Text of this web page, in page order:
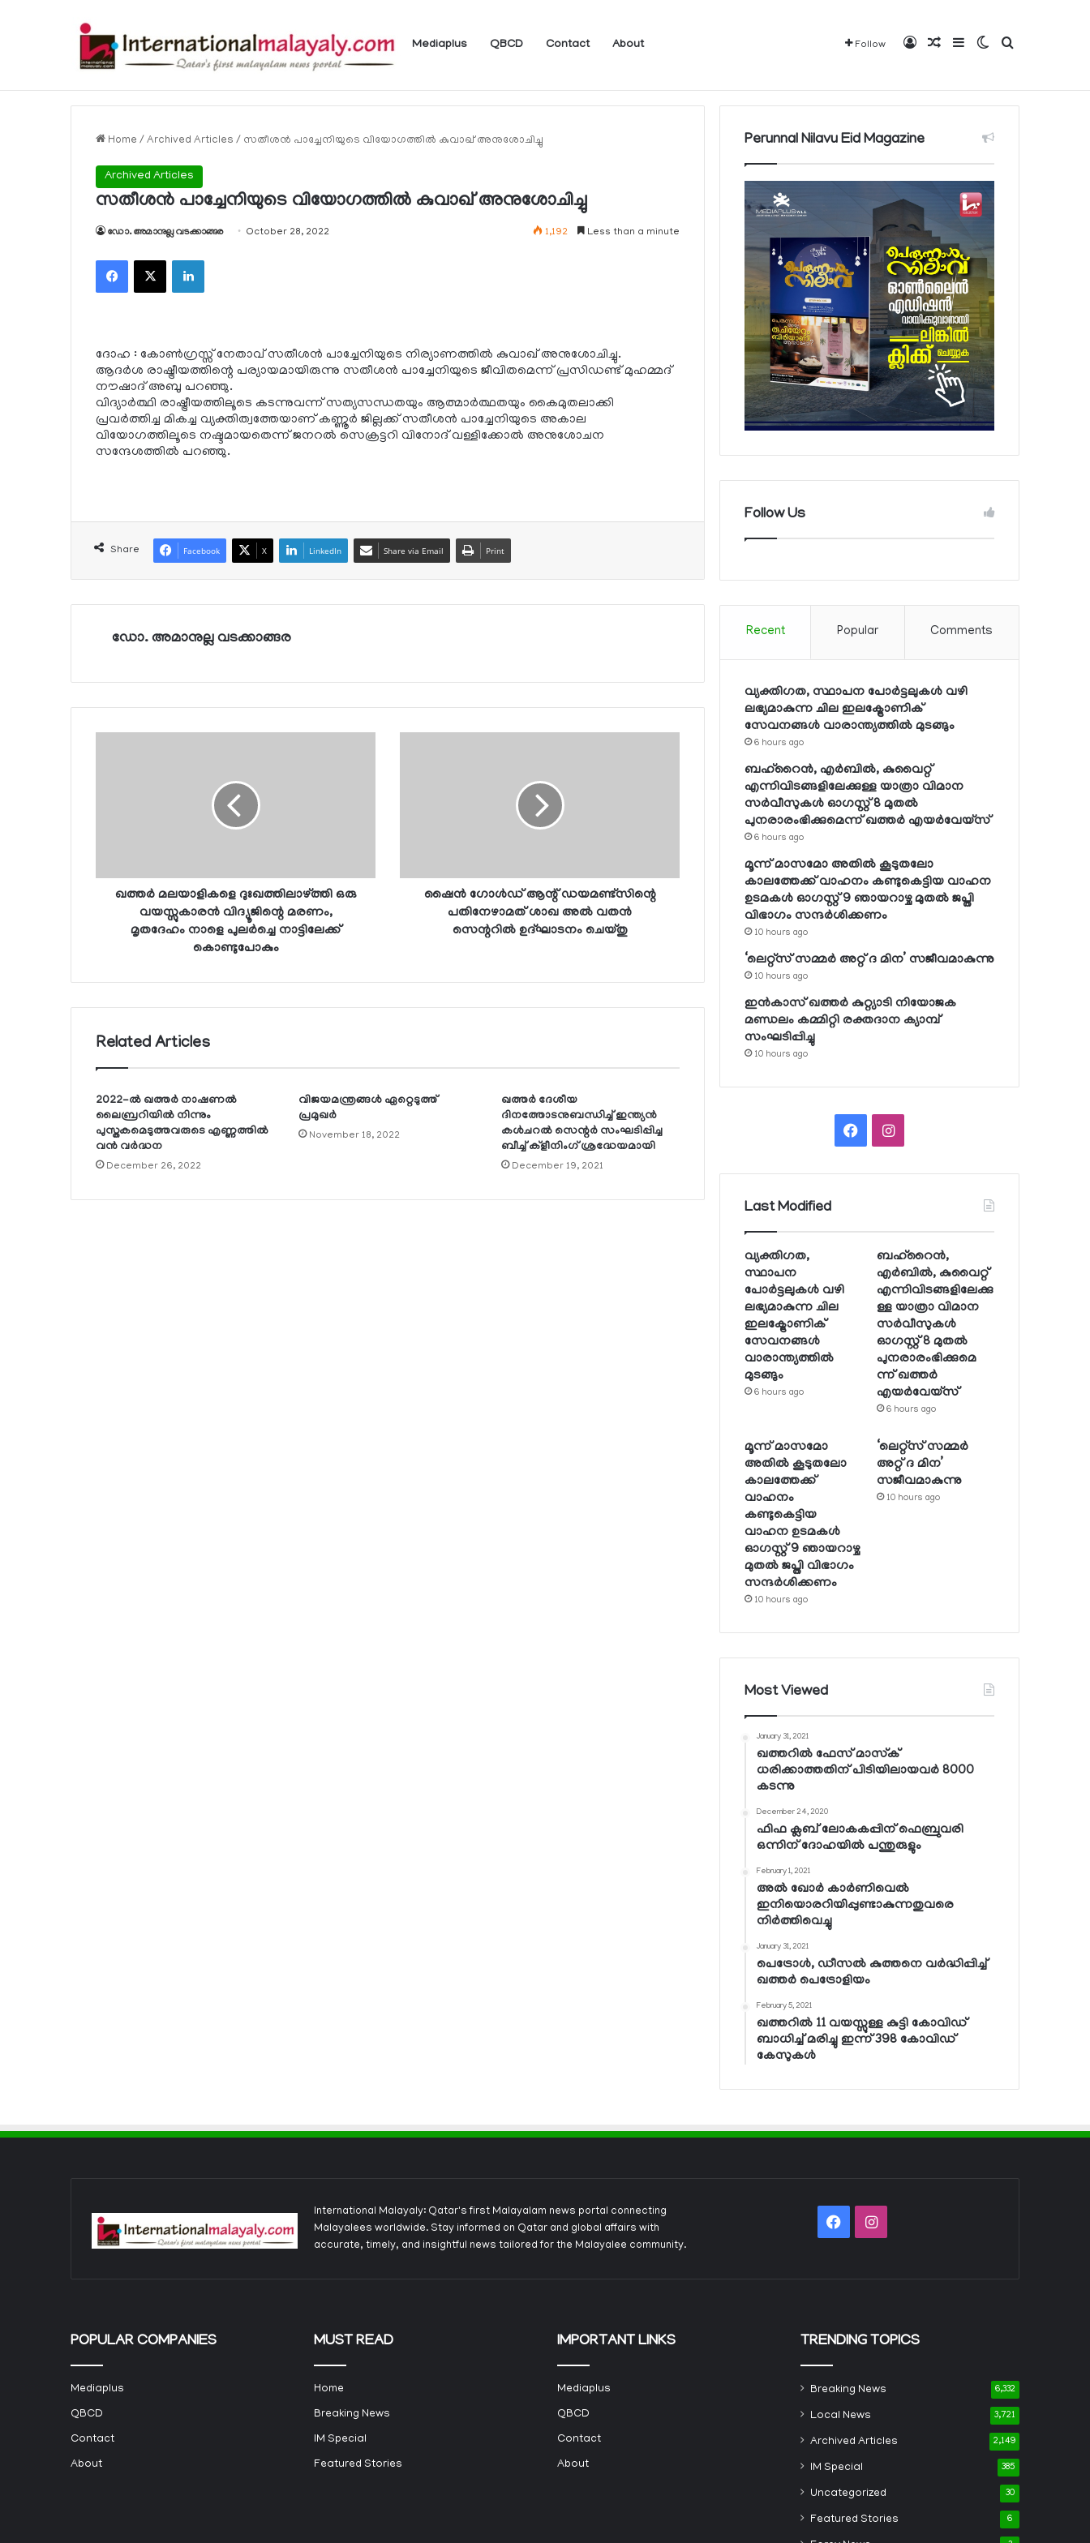
Mediaplus QBCD Contact About Follow Log InRandom Article
SidebarSwitch skin
Search for
Breaking News വ്യക്തിഗത, സ്ഥാപന പോര്‍ട്ടലുകള്‍ വഴി ലഭ്യമാകുന്ന ചില ഇലക്ട്രോണിക് സേവനങ്ങള്‍ വാരാന്ത്യത്തില്‍ മുടങ്ങും
Home / Archived Articles / സതീശന്‍ പാച്ചേനിയുടെ വിയോഗത്തില്‍ കുവാഖ് അനുശോചിച്ചു
Archived Articles
സതീശന്‍ പാച്ചേനിയുടെ വിയോഗത്തില്‍ കുവാഖ് അനുശോചിച്ചു
ഡോ. അമാനുല്ല വടക്കാങ്ങര October 28, 2022 1,192 Less than a minute
Facebook
X LinkedIn
ദോഹ : കോണ്‍ഗ്രസ്സ് നേതാവ് സതീശന്‍ പാച്ചേനിയുടെ നിര്യാണത്തില്‍ കുവാഖ് അനുശോചിച്ചു.
ആദര്‍ശ രാഷ്ട്രീയത്തിന്റെ പര്യായമായിരുന്നു സതീശന്‍ പാച്ചേനിയുടെ ജീവിതമെന്ന് പ്രസിഡണ്ട് മുഹമ്മദ്
നൗഷാദ് അബു പറഞ്ഞു.
വിദ്യാര്‍ത്ഥി രാഷ്ട്രീയത്തിലൂടെ കടന്നുവന്ന് സത്യസന്ധതയും ആത്മാര്‍ത്ഥതയും കൈമുതലാക്കി
പ്രവര്‍ത്തിച്ച മികച്ച വ്യക്തിത്വത്തേയാണ് കണ്ണൂര്‍ ജില്ലക്ക് സതീശന്‍ പാച്ചേനിയുടെ അകാല
വിയോഗത്തിലൂടെ നഷ്ടമായതെന്ന് ജനറല്‍ സെക്രട്ടറി വിനോദ് വള്ളിക്കോല്‍ അനുശോചന
സന്ദേശത്തില്‍ പറഞ്ഞു.
Share Facebook X LinkedIn Share via Email Print
ഡോ. അമാനുല്ല വടക്കാങ്ങര
ഖത്തര്‍ മലയാളികളെ ദുഃഖത്തിലാഴ്ത്തി ഒരു
വയസ്സുകാരന്‍ വിദ്യൂജിന്റെ മരണം,
മൃതദേഹം നാളെ പുലര്‍ച്ചെ നാട്ടിലേക്ക്
കൊണ്ടുപോകും
ഷൈന്‍ ഗോള്‍ഡ് ആന്റ് ഡയമണ്ട്സിന്റെ
പതിനേഴാമത് ശാഖ അല്‍ വതന്‍
സെന്ററില്‍ ഉദ്ഘാടനം ചെയ്തു
Related Articles
2022-ല്‍ ഖത്തര്‍ നാഷണല്‍
ലൈബ്രറിയില്‍ നിന്നും
പുസ്തകമെടുത്തവരുടെ എണ്ണത്തില്‍
വന്‍ വര്‍ദ്ധന
December 26, 2022
വിജയമന്ത്രങ്ങള്‍ ഏറ്റെടുത്ത്
പ്രമുഖര്‍
November 18, 2022
ഖത്തര്‍ ദേശീയ
ദിനത്തോടനുബന്ധിച്ച് ഇന്ത്യന്‍
കള്‍ചറല്‍ സെന്റര്‍ സംഘടിപ്പിച്ച
ബീച്ച് ക്‌ളീനിംഗ് ശ്രദ്ധേയമായി
December 19, 2021
Perunnal Nilavu Eid Magazine
Follow Us
Recent Popular Comments
വ്യക്തിഗത, സ്ഥാപന പോര്‍ട്ടലുകള്‍ വഴി
ലഭ്യമാകുന്ന ചില ഇലക്ട്രോണിക്
സേവനങ്ങള്‍ വാരാന്ത്യത്തില്‍ മുടങ്ങും
6 hours ago
ബഹ്റൈന്‍, എര്‍ബില്‍, കുവൈറ്റ്
എന്നിവിടങ്ങളിലേക്കുള്ള യാത്രാ വിമാന
സര്‍വീസുകള്‍ ഓഗസ്റ്റ് 8 മുതല്‍
പുനരാരംഭിക്കുമെന്ന് ഖത്തര്‍ എയര്‍വേയ്സ്
6 hours ago
മൂന്ന് മാസമോ അതില്‍ കൂടുതലോ
കാലത്തേക്ക് വാഹനം കണ്ടുകെട്ടിയ വാഹന
ഉടമകള്‍ ഓഗസ്റ്റ് 9 ഞായറാഴ്ച മുതല്‍ ജപ്തി
വിഭാഗം സന്ദര്‍ശിക്കണം
10 hours ago
‘ലെറ്റ്‌സ് സമ്മര്‍ അറ്റ് ദ മിന’ സജീവമാകുന്നു
10 hours ago
ഇന്‍കാസ് ഖത്തര്‍ കുറ്റ്യാടി നിയോജക
മണ്ഡലം കമ്മിറ്റി രക്തദാന ക്യാമ്പ്
സംഘടിപ്പിച്ചു
10 hours ago
FacebookInstagram
Last Modified
വ്യക്തിഗത,
സ്ഥാപന
പോര്‍ട്ടലുകള്‍ വഴി
ലഭ്യമാകുന്ന ചില
ഇലക്ട്രോണിക്
സേവനങ്ങള്‍
വാരാന്ത്യത്തില്‍
മുടങ്ങും
6 hours ago
ബഹ്റൈന്‍,
എര്‍ബില്‍, കുവൈറ്റ്
എന്നിവിടങ്ങളിലേക്കു
ള്ള യാത്രാ വിമാന
സര്‍വീസുകള്‍
ഓഗസ്റ്റ് 8 മുതല്‍
പുനരാരംഭിക്കുമെ
ന്ന് ഖത്തര്‍
എയര്‍വേയ്സ്
6 hours ago
മൂന്ന് മാസമോ
അതില്‍ കൂടുതലോ
കാലത്തേക്ക്
വാഹനം
കണ്ടുകെട്ടിയ
വാഹന ഉടമകള്‍
ഓഗസ്റ്റ് 9 ഞായറാഴ്ച
മുതല്‍ ജപ്തി വിഭാഗം
സന്ദര്‍ശിക്കണം
10 hours ago
‘ലെറ്റ്‌സ് സമ്മര്‍
അറ്റ് ദ മിന’
സജീവമാകുന്നു
10 hours ago
Most Viewed
January 31, 2021
ഖത്തറില്‍ ഫേസ് മാസ്‌ക്
ധരിക്കാത്തതിന് പിടിയിലായവര്‍ 8000
കടന്നു
December 24, 2020
ഫിഫ ക്ലബ് ലോകകപ്പിന് ഫെബ്രുവരി
ഒന്നിന് ദോഹയില്‍ പന്തുരുളും
February 1, 2021
അല്‍ ഖോര്‍ കാര്‍ണിവെല്‍
ഇനിയൊരറിയിപ്പുണ്ടാകുന്നതുവരെ
നിര്‍ത്തിവെച്ചു
January 31, 2021
പെട്രോള്‍, ഡീസല്‍ കുത്തനെ വര്‍ദ്ധിപ്പിച്ച്
ഖത്തര്‍ പെട്രോളിയം
February 5, 2021
ഖത്തറില്‍ 11 വയസ്സുള്ള കുട്ടി കോവിഡ്
ബാധിച്ച് മരിച്ചു ഇന്ന് 398 കോവിഡ്
കേസുകള്‍
International Malayaly: Qatar's first Malayalam news portal connecting
Malayalees worldwide. Stay informed on Qatar and global affairs with
accurate, timely, and insightful news tailored for the Malayalee community.
FacebookInstagram
POPULAR COMPANIES
Mediaplus
QBCD
Contact
About
MUST READ
Home
Breaking News
IM Special
Featured Stories
IMPORTANT LINKS
Mediaplus
QBCD
Contact
About
TRENDING TOPICS
Breaking News 6,332
Local News 3,721
Archived Articles 2,149
IM Special 385
Uncategorized 30
Featured Stories 6